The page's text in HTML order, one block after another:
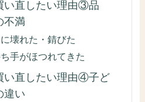
い直したい理由③品
不満
壊れた・錆びた
手がほつれてきた
い直したい理由④子ど
違い